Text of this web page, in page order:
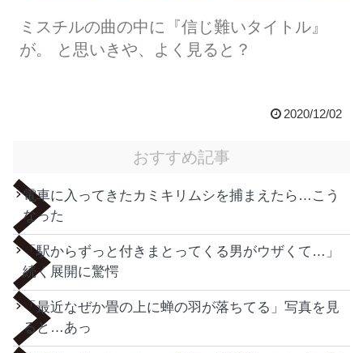
ミスチルの曲の中に『信じ難いタイトル』
が。 と思いきや、よく見ると？
2020/12/02
おすすめ記事
電車に入ってきたカミキリムシを捕まえたら…こう
なった
「駅からずっと付きまとってくる男がウザくて…」
続く展開に驚愕
「最近なぜか畳の上に蝉の羽が落ちてる」写真を見
ると…あっ